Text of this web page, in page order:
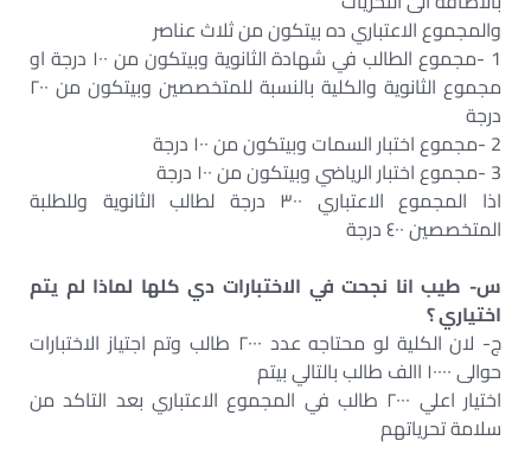
والمجموع الاعتباري ده بيتكون من ثلاث عناصر
1 -مجموع الطالب في شهادة الثانوية وبيتكون من ١٠٠ درجة او
مجموع الثانوية والكلية بالنسبة للمتخصصين وبيتكون من ٢٠٠
درجة
2 -مجموع اختبار السمات وبيتكون من ١٠٠ درجة
3 -مجموع اختبار الرياضي وبيتكون من ١٠٠ درجة
اذا المجموع الاعتباري ٣٠٠ درجة لطالب الثانوية وللطلبة
المتخصصين ٤٠٠ درجة
س- طيب انا نجحت في الاختبارات دي كلها لماذا لم يتم
اختياري ؟
ج- لان الكلية لو محتاجه عدد ٢٠٠٠ طالب وتم اجتياز الاختبارات
حوالى ١٠٠٠٠ االف طالب بالتالي بيتم
اختيار اعلي ٢٠٠٠ طالب في المجموع الاعتباري بعد التاكد من
سلامة تحرياتهم